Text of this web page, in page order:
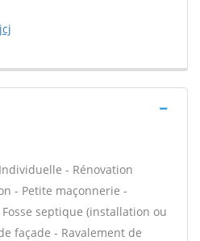
- Rénovation
- Petite maçonnerie -
septique (installation ou
façade - Ravalement de